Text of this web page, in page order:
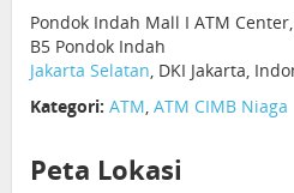
Pondok Indah Mall I ATM
B5 Pondok Indah
Jakarta Selatan, DKI Jakarta,
Kategori: ATM, ATM CIMB Niaga
Peta Lokasi